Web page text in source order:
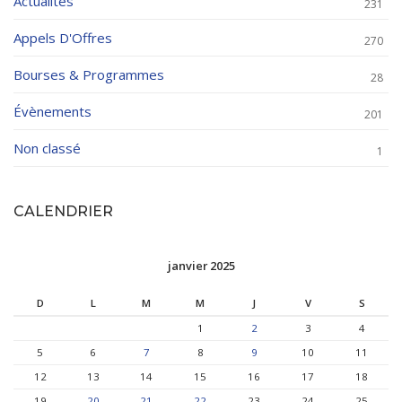
231
Appels D'Offres 270
Bourses & Programmes 28
Évènements 201
Non classé 1
CALENDRIER
janvier 2025
D L M M J V
S
1
2 3
4
5
6 7 8 9 10
11
12
13 14 15 16 17
18